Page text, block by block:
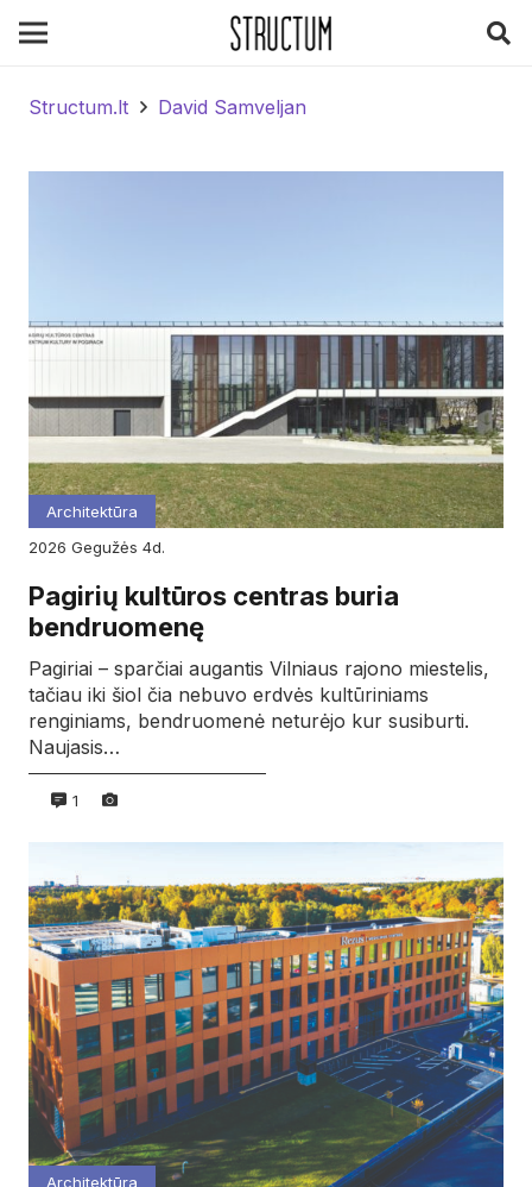
Structum.lt David Samveljan
Architektūra
2026
gegužės 4d.
Pagirių kultūros centras buria
bendruomenę
Pagiriai – sparčiai augantis Vilniaus rajono miestelis,
tačiau iki šiol čia nebuvo erdvės kultūriniams
renginiams, bendruomenė neturėjo kur susiburti.
Naujasis…
1
Architektūra